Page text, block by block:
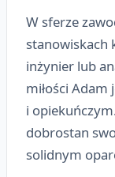
W sferze
stanowiskach
inżynier lub
miłości
i
dobrostan
solidnym